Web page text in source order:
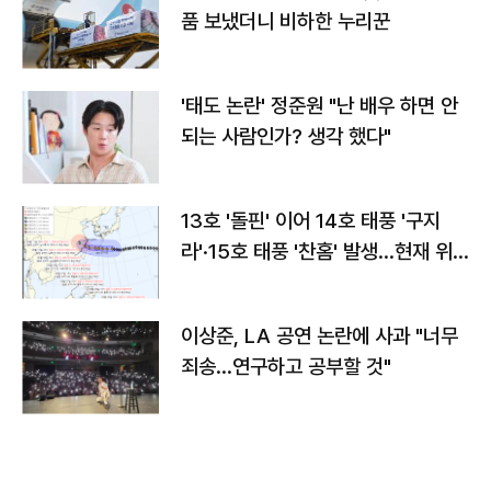
품 보냈더니 비하한 누리꾼
'태도 논란' 정준원 "난 배우 하면 안
되는 사람인가? 생각 했다"
13호 '돌핀' 이어 14호 태풍 '구지
라'·15호 태풍 '찬홈' 발생…현재 위
이상준, LA 공연 논란에 사과 "너무
죄송…연구하고 공부할 것"